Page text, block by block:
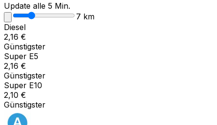
Update alle 5 Min.
7 km
Diesel
2,16 €
Günstigster
Super E5
2,16 €
Günstigster
Super E10
2,10 €
Günstigster